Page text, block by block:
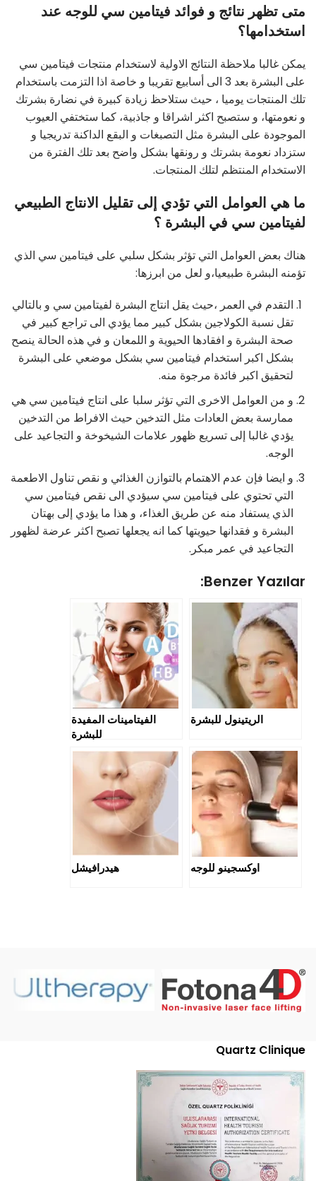
متى تظهر نتائج و فوائد فيتامين سي للوجه عند
استخدامها؟
يمكن غالبا ملاحظة النتائج الاولية لاستخدام منتجات فيتامين سي
على البشرة بعد 3 الى أسابيع تقريبا و خاصة اذا التزمت باستخدام
تلك المنتجات يوميا ، حيث ستلاحظ زيادة كبيرة في نضارة بشرتك
و نعومتها، و ستصبح اكثر اشراقا و جاذبية، كما ستختفي العيوب
الموجودة على البشرة مثل التصبغات و البقع الداكنة تدريجيا و
ستزداد نعومة بشرتك و رونقها بشكل واضح بعد تلك الفترة من
الاستخدام المنتظم لتلك المنتجات.
ما هي العوامل التي تؤدي إلى تقليل الانتاج الطبيعي
لفيتامين سي في البشرة ؟
هناك بعض العوامل التي تؤثر بشكل سلبي على فيتامين سي الذي
تؤمنه البشرة طبيعيا،و لعل من ابرزها:
التقدم في العمر ،حيث يقل انتاج البشرة لفيتامين سي و بالتالي
تقل نسبة الكولاجين بشكل كبير مما يؤدي الى تراجع كبير في
صحة البشرة و افقادها الحيوية و اللمعان و في هذه الحالة ينصح
بشكل اكبر استخدام فيتامين سي بشكل موضعي على البشرة
لتحقيق اكبر فائدة مرجوة منه.
و من العوامل الاخرى التي تؤثر سلبا على انتاج فيتامين سي هي
ممارسة بعض العادات مثل التدخين حيث الافراط من التدخين
يؤدي غالبا إلى تسريع ظهور علامات الشيخوخة و التجاعيد على
الوجه.
و ايضا فإن عدم الاهتمام بالتوازن الغذائي و نقص تناول الاطعمة
التي تحتوي على فيتامين سي سيؤدي الى نقص فيتامين سي
الذي يستفاد منه عن طريق الغذاء، و هذا ما يؤدي إلى بهتان
البشرة و فقدانها حيويتها كما انه يجعلها تصبح اكثر عرضة لظهور
التجاعيد في عمر مبكر.
Benzer Yazılar:
الريتينول للبشرة
الفيتامينات المفيدة
للبشرة
اوكسجينو للوجه هيدرافيشل
Quartz Clinique